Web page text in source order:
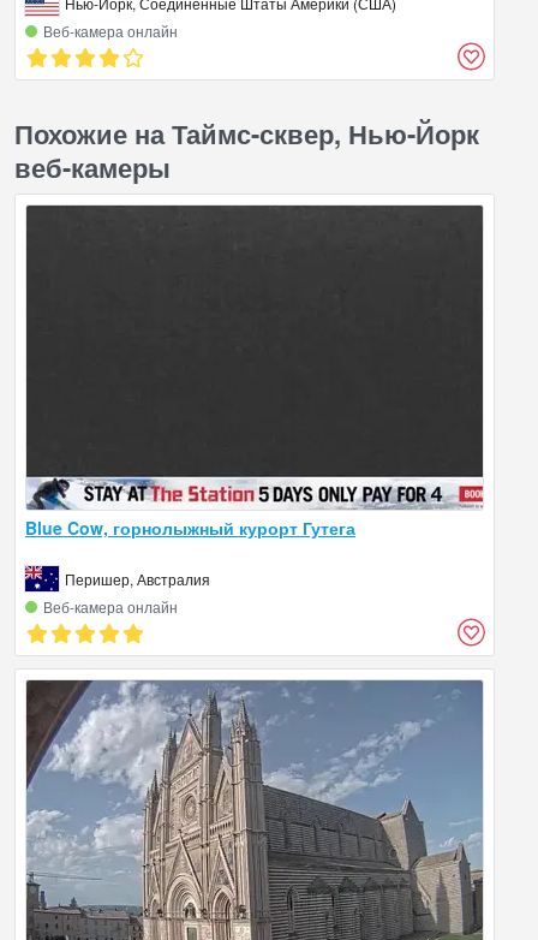
Веб‑камера онлайн
Похожие на Таймс-сквер, Нью-Йорк
веб-камеры
Blue Cow, горнолыжный курорт Гутега
Перишер, Австралия
Веб‑камера онлайн